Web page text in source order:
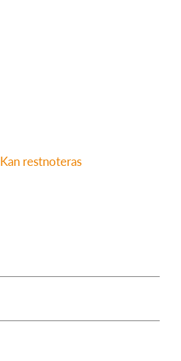
Kan restnoteras